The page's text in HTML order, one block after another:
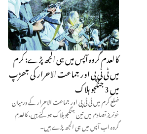
کالعدم گروہ آپس میں ہی الجھ پڑے: کرم
میں ٹی ٹی پی اور جماعت الاحرار کی جھڑپ
میں 3 جنگجو ہلاک
ضلع کرم میں ٹی ٹی پی اور جماعت الاحرار کے درمیان
خونریز تصادم میں تین جنگجو ہلاک ہو گئے ہیں، کالعدم
گروہ اب آپس میں ہی الجھ پڑے ہیں۔